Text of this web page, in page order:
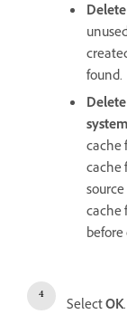
found.
system
cache
cache
cache
SelectOK.